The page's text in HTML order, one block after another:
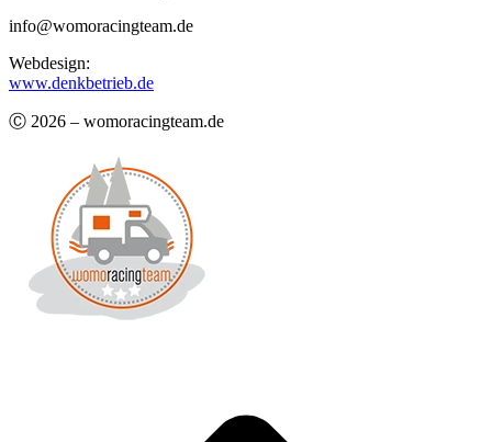
info@womoracingteam.de
Webdesign:
www.denkbetrieb.de
Ⓒ 2026 – womoracingteam.de